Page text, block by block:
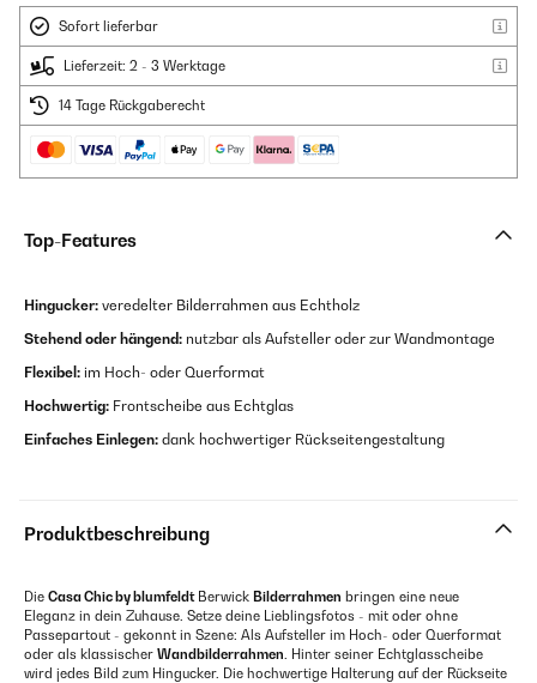
Sofort lieferbar
Lieferzeit: 2 - 3 Werktage
14 Tage Rückgaberecht
Top-Features
Hingucker: veredelter Bilderrahmen aus Echtholz
Stehend oder hängend: nutzbar als Aufsteller oder zur Wandmontage
Flexibel: im Hoch- oder Querformat
Hochwertig: Frontscheibe aus Echtglas
Einfaches Einlegen: dank hochwertiger Rückseitengestaltung
Produktbeschreibung
Die Casa Chic by blumfeldtBerwick Bilderrahmen bringen eine neue
Eleganz in dein Zuhause. Setze deine Lieblingsfotos - mit oder ohne
Passepartout - gekonnt in Szene: Als Aufsteller im Hoch- oder Querformat
oder als klassischer Wandbilderrahmen. Hinter seiner Echtglasscheibe
wird jedes Bild zum Hingucker. Die hochwertige Halterung auf der Rückseite